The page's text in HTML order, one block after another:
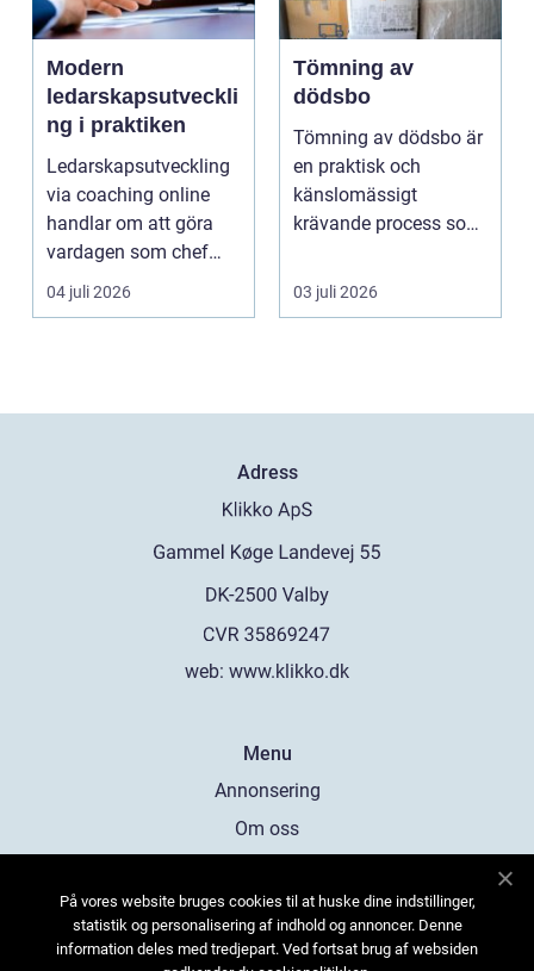
Modern
ledarskapsutveckli
ng i praktiken
Ledarskapsutveckling
via coaching online
handlar om att göra
vardagen som chef
både mer h...
04 juli 2026
Tömning av
dödsbo
Tömning av dödsbo är
en praktisk och
känslomässigt
krävande process som
gång ell...
03 juli 2026
Adress
web: www.klikko.dk
Menu
Annonsering
Om oss
Kontakta oss
Sitemap
På vores website bruges cookies til at huske dine indstillinger,
statistik og personalisering af indhold og annoncer. Denne
information deles med tredjepart. Ved fortsat brug af websiden